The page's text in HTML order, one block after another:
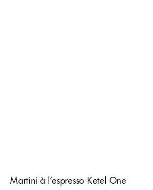
Martini à l’espresso Ketel One